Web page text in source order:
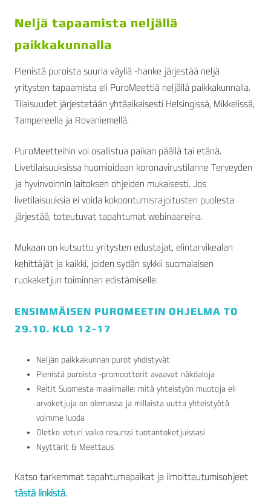
Neljä tapaamista neljällä
paikkakunnalla
Pienistä puroista suuria väyliä -hanke järjestää neljä
yritysten tapaamista eli PuroMeettiä neljällä paikkakunnalla.
Tilaisuudet järjestetään yhtäaikaisesti Helsingissä, Mikkelissä,
Tampereella ja Rovaniemellä.
PuroMeetteihin voi osallistua paikan päällä tai etänä.
Livetilaisuuksissa huomioidaan koronavirustilanne Terveyden
ja hyvinvoinnin laitoksen ohjeiden mukaisesti. Jos
livetilaisuuksia ei voida kokoontumisrajoitusten puolesta
järjestää, toteutuvat tapahtumat webinaareina.
Mukaan on kutsuttu yritysten edustajat, elintarvikealan
kehittäjät ja kaikki, joiden sydän sykkii suomalaisen
ruokaketjun toiminnan edistämiselle.
ENSIMMÄISEN PUROMEETIN OHJELMA TO
29.10. KLO 12–17
Neljän paikkakunnan purot yhdistyvät
Pienistä puroista -promoottorit avaavat näköaloja
Reitit Suomesta maailmalle: mitä yhteistyön muotoja eli
arvoketjuja on olemassa ja millaista uutta yhteistyötä
voimme luoda
Oletko veturi vaiko resurssi tuotantoketjuissasi
Nyyttärit & Meettaus
Katso tarkemmat tapahtumapaikat ja ilmoittautumisohjeet
tästä linkistä.